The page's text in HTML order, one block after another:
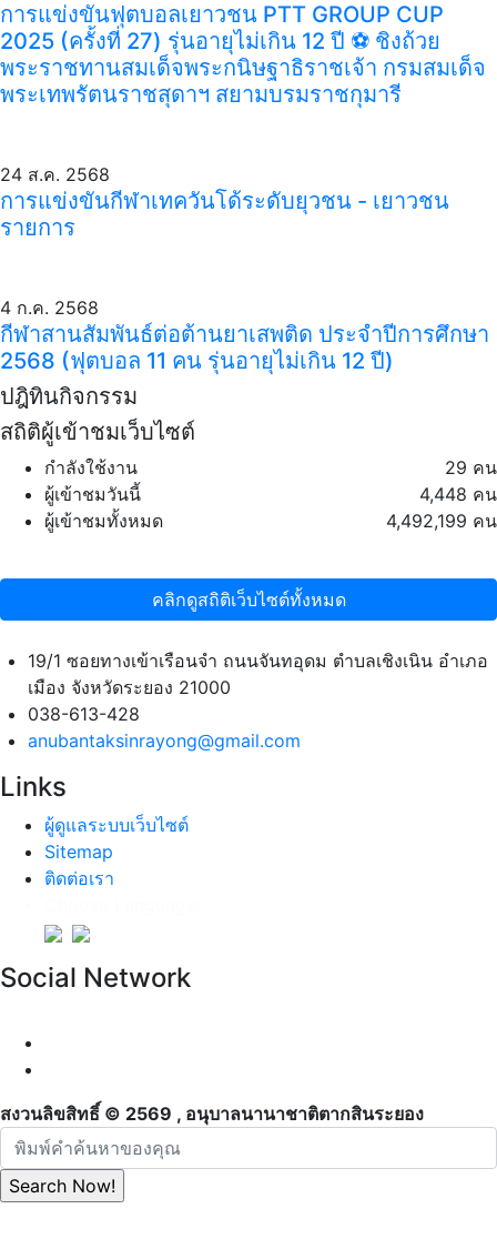
การแข่งขันฟุตบอลเยาวชน PTT GROUP CUP
2025 (ครั้งที่ 27) รุ่นอายุไม่เกิน 12 ปี ⚽️ ชิงถ้วย
พระราชทานสมเด็จพระกนิษฐาธิราชเจ้า กรมสมเด็จ
พระเทพรัตนราชสุดาฯ สยามบรมราชกุมารี
24 ส.ค. 2568
การแข่งขันกีฬาเทควันโด้ระดับยุวชน - เยาวชน
รายการ
4 ก.ค. 2568
กีฬาสานสัมพันธ์ต่อต้านยาเสพติด ประจำปีการศึกษา
2568 (ฟุตบอล 11 คน รุ่นอายุไม่เกิน 12 ปี)
ปฎิทินกิจกรรม
สถิติผู้เข้าชมเว็บไซต์
กำลังใช้งาน
29 คน
ผู้เข้าชมวันนี้
4,448 คน
ผู้เข้าชมทั้งหมด
4,492,199 คน
คลิกดูสถิติเว็บไซต์ทั้งหมด
19/1 ซอยทางเข้าเรือนจำ ถนนจันทอุดม ตำบลเชิงเนิน อำเภอ
เมือง จังหวัดระยอง 21000
038-613-428
anubantaksinrayong@gmail.com
Links
ผู้ดูแลระบบเว็บไซต์
Sitemap
ติดต่อเรา
Social Network
สงวนลิขสิทธิ์ © 2569 , อนุบาลนานาชาติตากสินระยอง